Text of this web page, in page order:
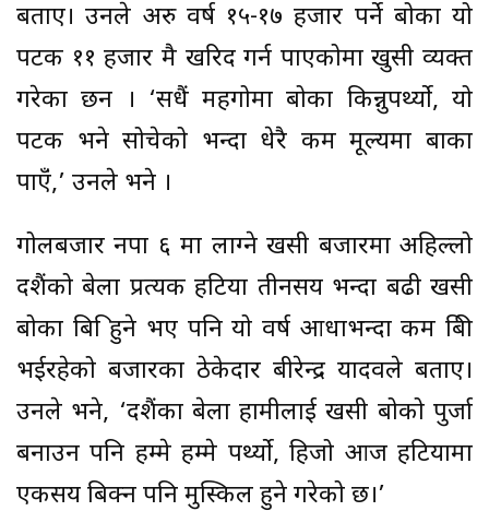
बताए। उनले अरु वर्ष १५-१७ हजार पर्ने बोका यो
पटक ११ हजार मै खरिद गर्न पाएकोमा खुसी व्यक्त
गरेका छन । ‘सधैं महगोमा बोका किन्नुपर्थ्यो, यो
पटक भने सोचेको भन्दा धेरै कम मूल्यमा बाका
पाएँं,’ उनले भने ।
गोलबजार नपा ६ मा लाग्ने खसी बजारमा अहिल्लो
दशैंको बेला प्रत्यक हटिया तीनसय भन्दा बढी खसी
बोका बिक्रि हुने भए पनि यो वर्ष आधाभन्दा कम बिक्री
भईरहेको बजारका ठेकेदार बीरेन्द्र यादवले बताए।
उनले भने, ‘दशैंका बेला हामीलाई खसी बोको पुर्जा
बनाउन पनि हम्मे हम्मे पर्थ्यो, हिजो आज हटियामा
एकसय बिक्न पनि मुस्किल हुने गरेको छ।’